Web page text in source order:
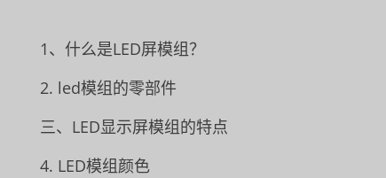
1、什么是LED屏模组？
2. led模组的零部件
三、LED显示屏模组的特点
4. LED模组颜色